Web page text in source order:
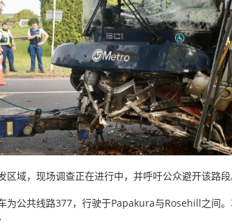
区域，现场调查正在进行中，并呼吁公众避开该路段
为公共线路377，行驶于Papakura与Rosehill之间。